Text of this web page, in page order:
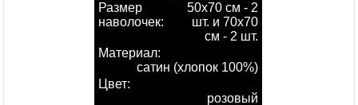
Размер
наволочек:
50х70 см - 2
шт. и 70х70
см - 2 шт.
Материал:
сатин (хлопок 100%)
Цвет:
розовый